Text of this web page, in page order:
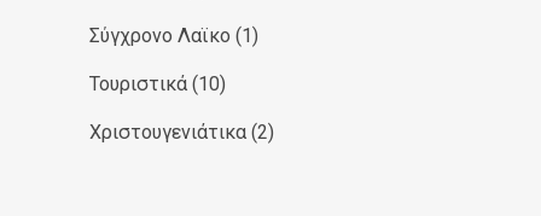
Σύγχρονο Λαϊκο (1)
Τουριστικά (10)
Χριστουγενιάτικα (2)